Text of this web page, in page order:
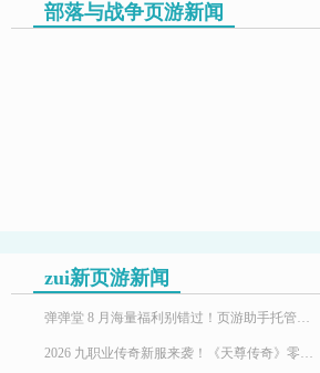
部落与战争页游新闻
zui新页游新闻
弹弹堂 8 月海量福利别错过！页游助手托管挂机，限定时装轻松到手
2026 九职业传奇新服来袭！《天尊传奇》零氪高效发育，快速玩转霸服